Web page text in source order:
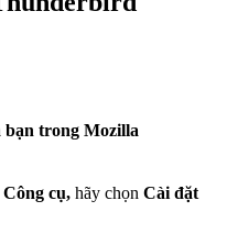
bạn trong Mozilla
Công cụ, hãy chọn Cài đặt